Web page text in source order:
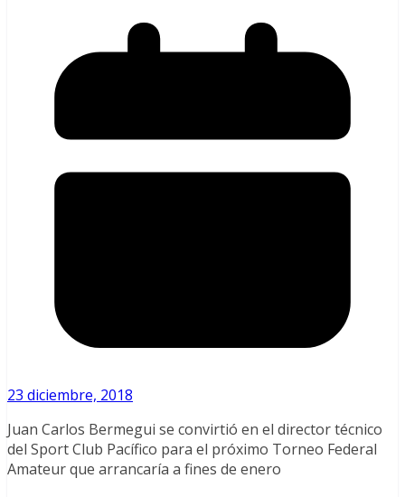
23 diciembre, 2018
Juan Carlos Bermegui se convirtió en el director técnico
del Sport Club Pacífico para el próximo Torneo Federal
Amateur que arrancaría a fines de enero